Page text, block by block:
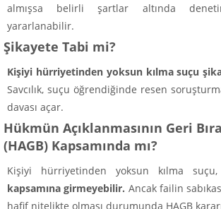
almışsa belirli şartlar altında
yararlanabilir.
Şikayete Tabi mi?
Kişiyi hürriyetinden yoksun kılma suçu
Savcılık, suçu öğrendiğinde resen
davası açar.
Hükmün Açıklanmasının Geri
(HAGB) Kapsamında mı?
Kişiyi hürriyetinden yoksun kılma
kapsamına girmeyebilir. Ancak failin
hafif nitelikte olması durumunda HAGB